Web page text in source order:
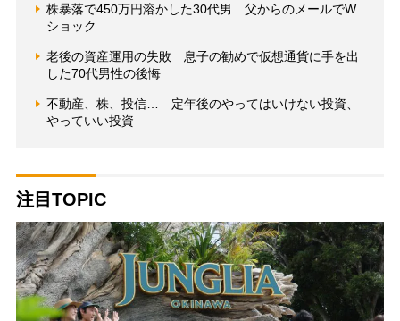
株暴落で450万円溶かした30代男 父からのメールでW
ショック
老後の資産運用の失敗 息子の勧めで仮想通貨に手を出
した70代男性の後悔
不動産、株、投信… 定年後のやってはいけない投資、
やっていい投資
注目TOPIC